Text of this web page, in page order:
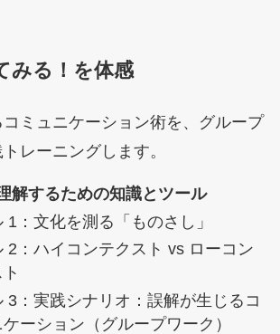
みる！を体感
ミュニケーション術を、グループ
レーニングします。
解するための知識とツール
1：文化を測る「ものさし」
2：ハイコンテクスト vs ローコン
3：実践シナリオ：誤解が生じるコ
ケーション（グループワーク）